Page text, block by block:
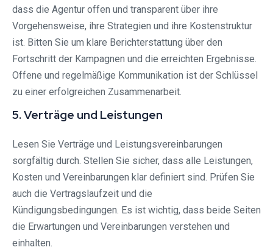
dass die Agentur offen und transparent über ihre
Vorgehensweise, ihre Strategien und ihre Kostenstruktur
ist. Bitten Sie um klare Berichterstattung über den
Fortschritt der Kampagnen und die erreichten Ergebnisse.
Offene und regelmäßige Kommunikation ist der Schlüssel
zu einer erfolgreichen Zusammenarbeit.
5. Verträge und Leistungen
Lesen Sie Verträge und Leistungsvereinbarungen
sorgfältig durch. Stellen Sie sicher, dass alle Leistungen,
Kosten und Vereinbarungen klar definiert sind. Prüfen Sie
auch die Vertragslaufzeit und die
Kündigungsbedingungen. Es ist wichtig, dass beide Seiten
die Erwartungen und Vereinbarungen verstehen und
einhalten.